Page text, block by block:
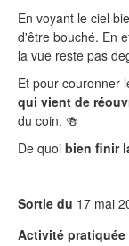
En voyant le ciel
d'être bouché. En
la vue reste pas
Et pour couronner
qui vient de
du coin. 🍻
De quoi bien finir
Sortie du 17 mai
Activité pratiquée